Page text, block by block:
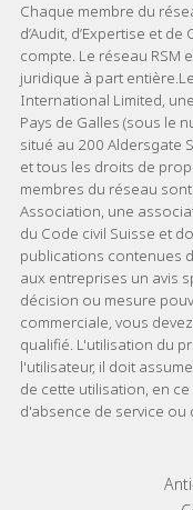
Chaque membre du
d’Audit, d’Expertise et
compte. Le réseau RSM
juridique à part
International Limited,
Pays de Galles (sous le
situé au 200 Aldersgate
et tous les droits de
membres du réseau
Association, une
du Code civil Suisse et
publications contenues
aux entreprises un avis
décision ou mesure
commerciale, vous
qualifié. L'utilisation du
l'utilisateur, il doit
de cette utilisation, en
d'absence de service
Footer